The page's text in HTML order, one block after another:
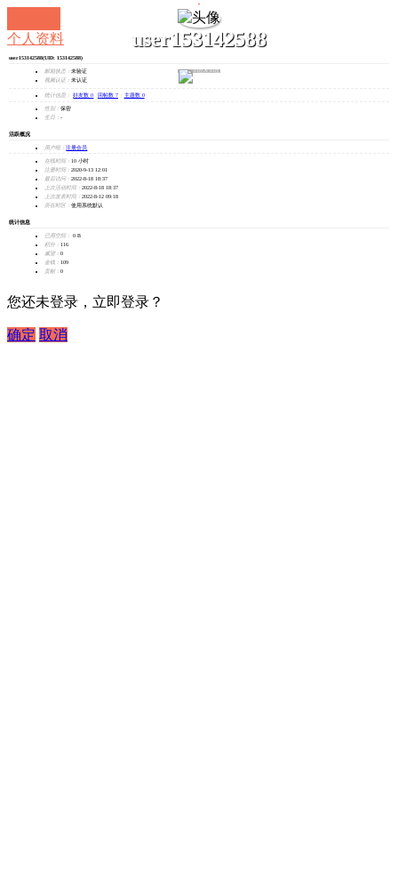
user153142588
发消息
个人资料
user153142588(UID: 153142588)
邮箱状态： 未验证
视频认证： 未认证
统计信息： 好友数 0 回帖数 7 主题数 0
性别： 保密
生日： -
活跃概况
用户组： 注册会员
在线时间： 10 小时
注册时间： 2020-9-13 12:01
最后访问： 2022-8-18 18:37
上次活动时间： 2022-8-18 18:37
上次发表时间： 2022-8-12 09:18
所在时区： 使用系统默认
统计信息
已用空间：
0 B
积分： 116
威望： 0
金钱： 109
贡献： 0
您还未登录，立即登录？
确定 取消